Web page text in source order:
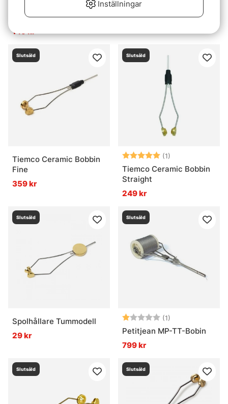
C&F Standard Gravity Kit
(CFT-67-S)
149 kr
FITS Ceramic Bobbin
Slutsåld
Tiemco Ceramic Bobbin
Fine
359 kr
Slutsåld
Betyg: (1)
Tiemco Ceramic Bobbin
Straight
249 kr
Slutsåld
Spolhållare Tummodell
29 kr
Slutsåld
Betyg: (1)
Petitjean MP-TT-Bobin
799 kr
Slutsåld Slutsåld
Inställningar